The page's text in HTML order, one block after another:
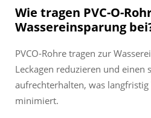
Wie tragen PVC-O-
Wassereinsparung
PVCO-Rohre tragen zur
Leckagen reduzieren und einen
aufrechterhalten, was
minimiert.